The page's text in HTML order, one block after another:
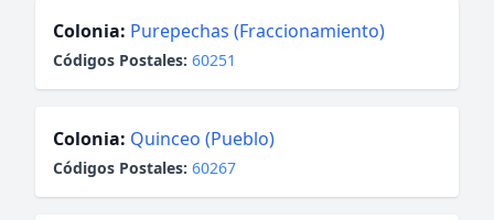
Colonia: Purepechas (Fraccionamiento)
Códigos Postales: 60251
Colonia: Quinceo (Pueblo)
Códigos Postales: 60267